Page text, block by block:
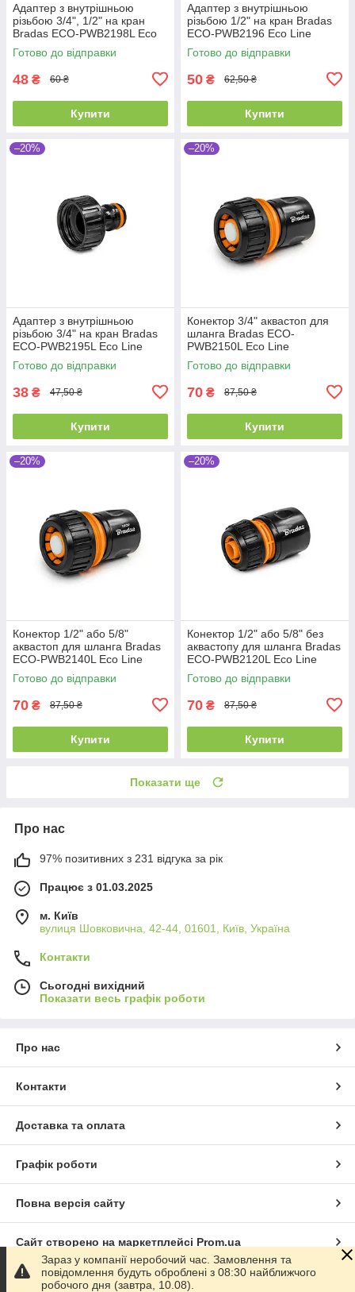
Адаптер з внутрішньою
різьбою 3/4", 1/2" на кран
Bradas ECO-PWB2198L Eco
Line
Готово до відправки
48 ₴ 60 ₴
Купити
Адаптер з внутрішньою
різьбою 1/2" на кран Bradas
ECO-PWB2196 Eco Line
Готово до відправки
50 ₴ 62,50 ₴
Купити
–20%
Адаптер з внутрішньою
різьбою 3/4" на кран Bradas
ECO-PWB2195L Eco Line
Готово до відправки
38 ₴ 47,50 ₴
Купити
–20%
Конектор 3/4" аквастоп для
шланга Bradas ECO-
PWB2150L Eco Line
Готово до відправки
70 ₴ 87,50 ₴
Купити
–20%
Конектор 1/2" або 5/8"
аквастоп для шланга Bradas
ECO-PWB2140L Eco Line
Готово до відправки
70 ₴ 87,50 ₴
Купити
–20%
Конектор 1/2" або 5/8" без
аквастопу для шланга Bradas
ECO-PWB2120L Eco Line
Готово до відправки
70 ₴ 87,50 ₴
Купити
Показати ще
Про нас
97% позитивних з 231 відгука за рік
Працює з 01.03.2025
м. Київ
вулиця Шовковична, 42-44, 01601, Київ, Україна
Контакти
Сьогодні вихідний
Показати весь графік роботи
Про нас
Контакти
Доставка та оплата
Графік роботи
Повна версія сайту
Сайт створено на маркетплейсі Prom.ua
Політика конфіденційності
Зараз у компанії неробочий час. Замовлення та
повідомлення будуть оброблені з 08:30 найближчого
робочого дня (завтра, 10.08).